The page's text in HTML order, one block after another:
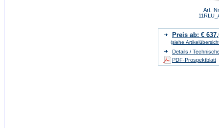
Art.-
Preis ab: €
(siehe
Details /
PDF-Prospektblatt